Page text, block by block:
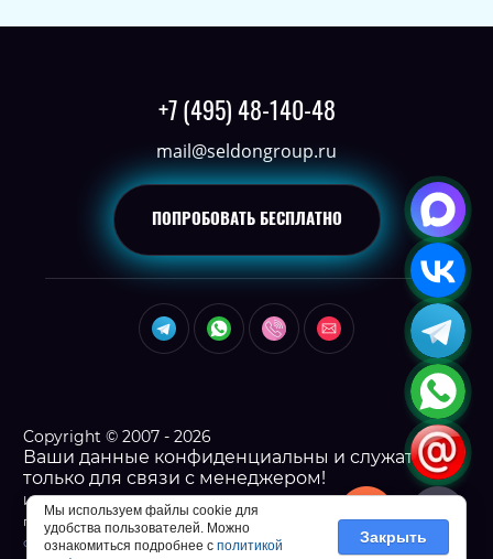
+7 (495) 48-140-48
mail@seldongroup.ru
ПОПРОБОВАТЬ БЕСПЛАТНО
Copyright © 2007 - 2026
Ваши данные конфиденциальны и служат
только для связи с менеджером!
Используем cookies для корректной работы сайта, персонализации
пользователей и других целей,предусмотренныхполитикой
обработки персональных данных.
Мы используем файлы cookie для
удобства пользователей. Можно
ознакомиться подробнее с политикой
Закрыть